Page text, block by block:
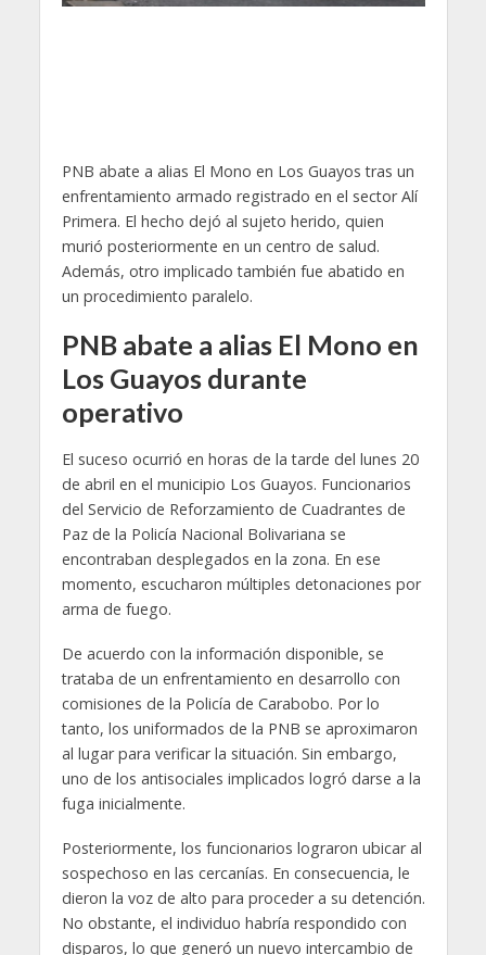
PNB abate a alias El Mono en Los Guayos tras un
enfrentamiento armado registrado en el sector Alí
Primera. El hecho dejó al sujeto herido, quien
murió posteriormente en un centro de salud.
Además, otro implicado también fue abatido en
un procedimiento paralelo.
PNB abate a alias El Mono en
Los Guayos durante
operativo
El suceso ocurrió en horas de la tarde del lunes 20
de abril en el municipio Los Guayos. Funcionarios
del Servicio de Reforzamiento de Cuadrantes de
Paz de la Policía Nacional Bolivariana se
encontraban desplegados en la zona. En ese
momento, escucharon múltiples detonaciones por
arma de fuego.
De acuerdo con la información disponible, se
trataba de un enfrentamiento en desarrollo con
comisiones de la Policía de Carabobo. Por lo
tanto, los uniformados de la PNB se aproximaron
al lugar para verificar la situación. Sin embargo,
uno de los antisociales implicados logró darse a la
fuga inicialmente.
Posteriormente, los funcionarios lograron ubicar al
sospechoso en las cercanías. En consecuencia, le
dieron la voz de alto para proceder a su detención.
No obstante, el individuo habría respondido con
disparos, lo que generó un nuevo intercambio de